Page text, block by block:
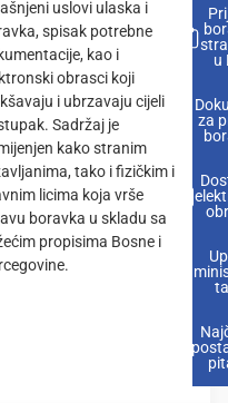
uslovi ulaska i
spisak potrebne
kao i
obrasci koji
i ubrzavaju cijeli
Sadržaj je
kako stranim
tako i fizičkim i
licima koja vrše
boravka u skladu sa
propisima Bosne i
u
za